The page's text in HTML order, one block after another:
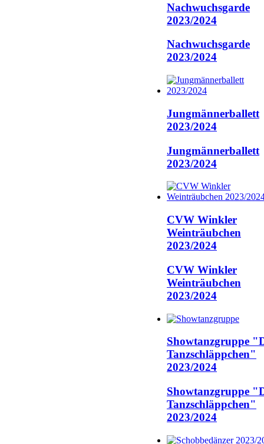
Nachwuchsgarde
2023/2024
Nachwuchsgarde
2023/2024
Jungmännerballett
2023/2024
Jungmännerballett
2023/2024
CVW Winkler
Weinträubchen
2023/2024
CVW Winkler
Weinträubchen
2023/2024
Showtanzgruppe
Tanzschläppchen"
2023/2024
Showtanzgruppe
Tanzschläppchen"
2023/2024